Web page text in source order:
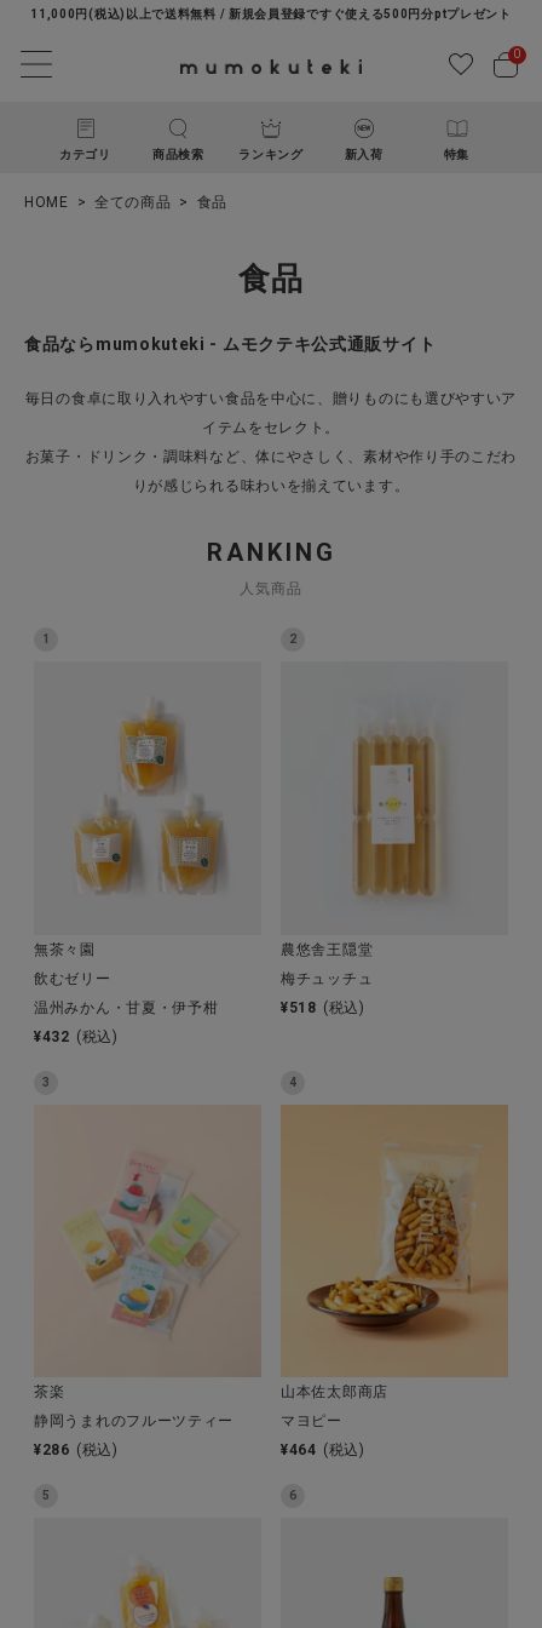
11,000円(税込)以上で送料無料 / 新規会員登録ですぐ使える500円分ptプレゼント
0
カテゴリ 商品検索 ランキング 新入荷 特集
ACCOUNT MENU
新規会員登録
ナチュラル服
ファッション雑貨
生活雑貨
ギフト
ブランド
ご利用ガイド
お問い合わせ
HOME 全ての商品 食品
食品
食品ならmumokuteki - ムモクテキ公式通販サイト
毎日の食卓に取り入れやすい食品を中心に、贈りものにも選びやすいア
イテムをセレクト。
お菓子・ドリンク・調味料など、体にやさしく、素材や作り手のこだわ
りが感じられる味わいを揃えています。
RANKING
人気商品
1
無茶々園
飲むゼリー
温州みかん・甘夏・伊予柑
¥432 (税込)
2
農悠舎王隠堂
梅チュッチュ
¥518 (税込)
3
茶楽
静岡うまれのフルーツティー
¥286 (税込)
4
山本佐太郎商店
マヨピー
¥464 (税込)
5 6